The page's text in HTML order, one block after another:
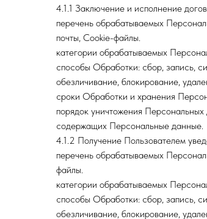
4.1.1 Заключение и исполнение
перечень обрабатываемых
почты, Cookie-файлы.
категории обрабатываемых
способы Обработки: сбор, запись,
обезличивание, блокирование,
сроки Обработки и хранения
порядок уничтожения
содержащих Персональные данные.
4.1.2 Получение Пользователем
перечень обрабатываемых
файлы.
категории обрабатываемых
способы Обработки: сбор, запись,
обезличивание, блокирование,